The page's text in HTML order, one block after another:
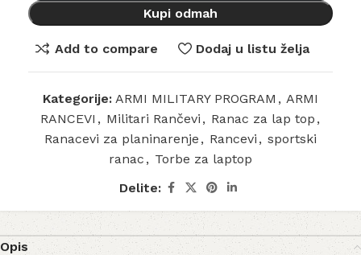
Kupi odmah
Add to compare Dodaj u listu želja
Kategorije: ARMI MILITARY PROGRAM , ARMI
RANCEVI , Militari Rančevi , Ranac za lap top ,
Ranacevi za planinarenje , Rancevi , sportski
ranac , Torbe za laptop
Delite:
Opis